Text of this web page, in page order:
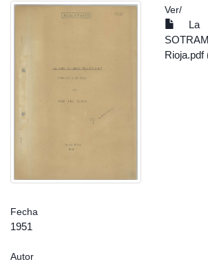
Ver/
La
Rioja.pdf
Fecha
1951
Autor